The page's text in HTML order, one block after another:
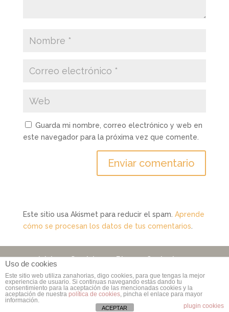
Guarda mi nombre, correo electrónico y web en
este navegador para la próxima vez que comente.
Este sitio usa Akismet para reducir el spam. Aprende
cómo se procesan los datos de tus comentarios
Inicio Servicios Blog Contacto
Copyright © 2006 - 2026Rebuzzna Comunicación|
Marta Bonet| Propiedad de Rebuzzna
Uso de cookies
Este sitio web utiliza zanahorias, digo cookies, para que tengas la mejor
experiencia de usuario. Si continuas navegando estás dando tu
consentimiento para la aceptación de las mencionadas cookies y la
aceptación de nuestra política de cookies, pincha el enlace para mayor
información.
plugin cookies
ACEPTAR